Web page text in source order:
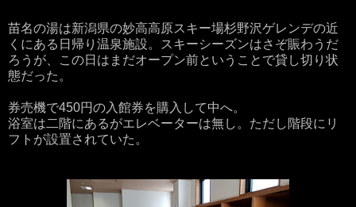
苗名の湯は新潟県の妙高高原スキー場杉野沢ゲレンデの近
くにある日帰り温泉施設。スキーシーズンはさぞ賑わうだ
ろうが、この日はまだオープン前ということで貸し切り状
態だった。
券売機で450円の入館券を購入して中へ。
浴室は二階にあるがエレベーターは無し。ただし階段にリ
フトが設置されていた。